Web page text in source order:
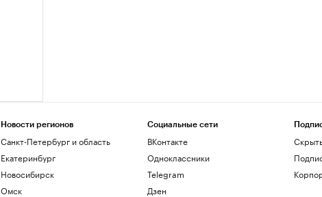
Новости регионов
Санкт-Петербург и область
Екатеринбург
Новосибирск
Омск
Социальные сети
ВКонтакте
Одноклассники
Telegram
Дзен